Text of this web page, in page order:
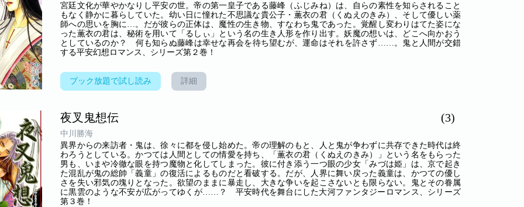
宮廷文化が華やかなりし平安の世。帝の第一皇子である藤峰（ふじみね）は、自らの素性を知らされること
もなく静かに暮らしていた。幼い日に憧れた不思議な貴公子・薫衣の君（くぬえのきみ）、そして優しい薬
師への思いを胸に…。だが彼らの正体は、魔性の生き物、すなわち鬼であった。覚醒し変わりはてた姿にな
った薫衣の君は、秘術を用いて「るしぃ」という名の生き人形を作り出す。妖魔の想いは、どこへ向かおう
としているのか？ 何も知らぬ藤峰は幸せな再会を待ち望むが、運命はそれを許さず……。鬼と人間が交錯
する平安幻想ロマンス、シリーズ第２巻！
ブック放題で試し読み 詳細
夜叉鬼想伝 (3)
中川勝海
異界からの来訪者・鬼は、徐々に都を侵し始めた。帝の理解のもと、人と鬼が争わずに共存できた時代は終
わろうとしている。かつては人間としての情愛を持ち、「薫衣の君（くぬえのきみ）」という名をもらった
男も、いまや冷徹な眼を持つ魔物と化してしまった。彼に付き添う一つ眼の少女「みづは姫」は、京で起き
た混乱が鬼の総帥「義童」の復活によるものだと看破する。だが、人界に舞い戻った義童は、かつての優し
さを失い邪気の塊りとなった。欲望のままに暴走し、大きな争いを起こさないとも限らない。鬼とその眷属
に黒雲のような不安が広がってゆくが……？ 平安時代を舞台にした大河ファンタジーロマンス、シリーズ
第３巻！